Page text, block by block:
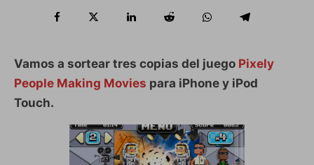
Vamos a sortear tres copias del juego Pixely
People Making Movies para iPhone y iPod
Touch.